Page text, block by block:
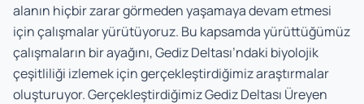
alanın hiçbir zarar görmeden yaşamaya devam etmesi
için çalışmalar yürütüyoruz. Bu kapsamda yürüttüğümüz
çalışmaların bir ayağını, Gediz Deltası’ndaki biyolojik
çeşitliliği izlemek için gerçekleştirdiğimiz araştırmalar
oluşturuyor. Gerçekleştirdiğimiz Gediz Deltası Üreyen